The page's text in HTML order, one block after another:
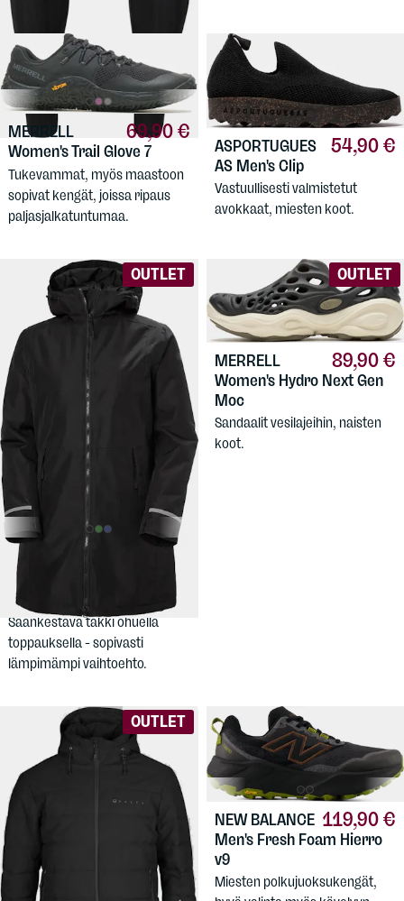
69,90 €
MERRELL
Women's Trail Glove 7
Tukevammat, myös maastoon
sopivat kengät, joissa ripaus
paljasjalkatuntumaa.
54,90 €
ASPORTUGUES
AS Men's Clip
Vastuullisesti valmistetut
avokkaat, miesten koot.
OUTLET
79,90 €
HELLY HANSEN
Women's Lisburn Insulated
Raincoat
Säänkestävä takki ohuella
toppauksella - sopivasti
lämpimämpi vaihtoehto.
OUTLET
89,90 €
MERRELL
Women's Hydro Next Gen
Moc
Sandaalit vesilajeihin, naisten
koot.
OUTLET
119,90 €
NEW BALANCE
Men's Fresh Foam Hierro
v9
Miesten polkujuoksukengät,